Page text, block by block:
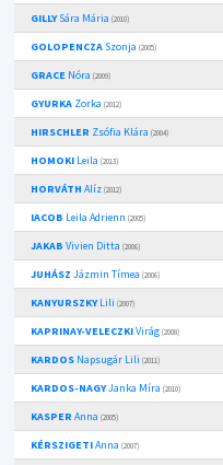
GILLYSára Mária (2010)
GOLOPENCZASzonja (2005)
GRACENóra (2009)
GYURKAZorka (2012)
HIRSCHLER Zsófia Klára (2004)
HOMOKILeila (2013)
HORVÁTH Alíz (2012)
IACOB Leila Adrienn (2005)
JAKAB Vivien Ditta (2006)
JUHÁSZ Jázmin Tímea (2006)
KANYURSZKYLili (2007)
KAPRINAY-VELECZKIVirág (2008)
KARDOSNapsugár Lili (2011)
KARDOS-NAGYJanka Míra (2010)
KASPER Anna (2005)
KÉRSZIGETIAnna (2007)